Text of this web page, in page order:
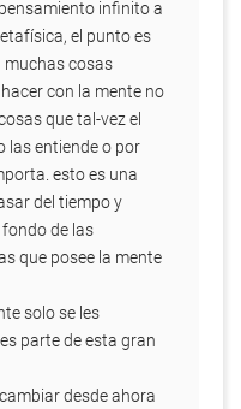
infinito a
el punto es
muchas cosas
con la mente no
que tal-vez el
las entiende o por
esto es una
del tiempo y
de las
que posee la mente
solo se les
parte de esta gran
desde ahora